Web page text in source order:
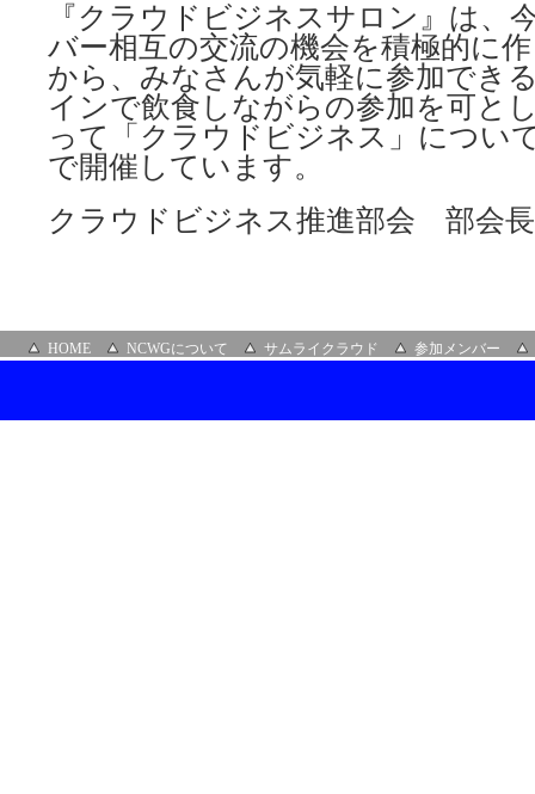
『クラウドビジネスサロン』は、
バー相互の交流の機会を積極的に
から、みなさんが気軽に参加でき
インで飲食しながらの参加を可と
って「クラウドビジネス」につい
で開催しています。
クラウドビジネス推進部会 部
HOME NCWGについて サムライクラウド 参加メンバー